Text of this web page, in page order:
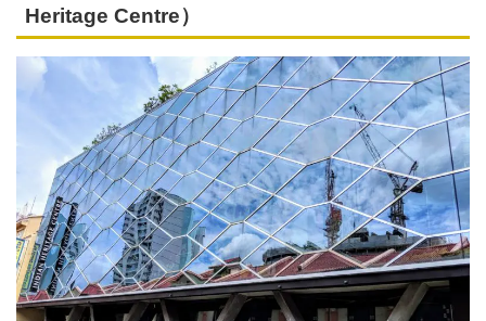
Heritage Centre）